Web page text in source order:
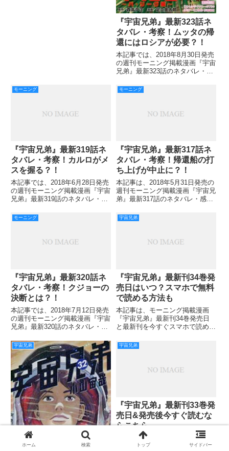
『宇宙兄弟』最新323話ネ
タバレ・考察！ムッタの帰
還にはロシアが必要？！
本記事では、2018年8月30日発売
の週刊モーニング掲載漫画『宇宙
兄弟』最新323話のネタバレ・感
322話では、ベティの手術が無事
なか入ってこない状況
モーニング
『宇宙兄弟』最新319話ネ
タバレ・考察！カルロがメ
スを握る？！
本記事では、2018年6月28日発売
の週刊モーニング掲載漫画『宇宙
兄弟』最新319話のネタバレ・感
318話では、出血量がどんどん増
えていくベティ。 1300mlにまで
望まれます。
モーニング
『宇宙兄弟』最新317話ネ
タバレ・考察！帰還船の打
ち上げが中止に？！
本記事は、2018年5月31日発売の
週刊モーニング掲載漫画『宇宙兄
弟』最新317話のネタバレ・感想
話では、ベティがISSで前代未聞
の手術を受けることが決まりまし
このことは知らさ
モーニング
『宇宙兄弟』最新320話ネ
タバレ・考察！クジョーの
決断とは？！
本記事では、2018年7月12日発売
の週刊モーニング掲載漫画『宇宙
兄弟』最新320話のネタバレ・感
319話では、いよいよ手術の準備
が整い、ロボットを見たベティは
少し不安そうです。 クリスへの
想いをカルロに託しま
宇宙兄弟
『宇宙兄弟』最新刊34巻発
売日はいつ？スマホで無料
で読める方法も
本記事は、モーニング掲載漫画
『宇宙兄弟』最新刊34巻発売日
と最新刊を今すぐスマホで読める
す。 『宇宙兄弟』は、幼いころ
に宇宙飛行士になると誓い合った
のは弟のヒビトでしたが、兄のム
宇宙兄弟 宇宙兄弟
『宇宙兄弟』最新刊33巻発
売日&発売後今すぐ読むな
らこちら
本記事は、週刊モーニング掲載漫
画『宇宙兄弟』最新刊33巻発売
ホーム 検索 トップ サイドバー